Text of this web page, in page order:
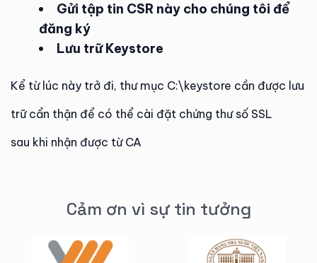
Gửi tập tin CSR này cho chúng tôi để
đăng ký
Lưu trữ Keystore
Kể từ lúc này trở đi, thư mục C:\keystore cần được lưu
trữ cẩn thận để có thể cài đặt chứng thư số SSL
sau khi nhận được từ CA
Cảm ơn vì sự tin tưởng